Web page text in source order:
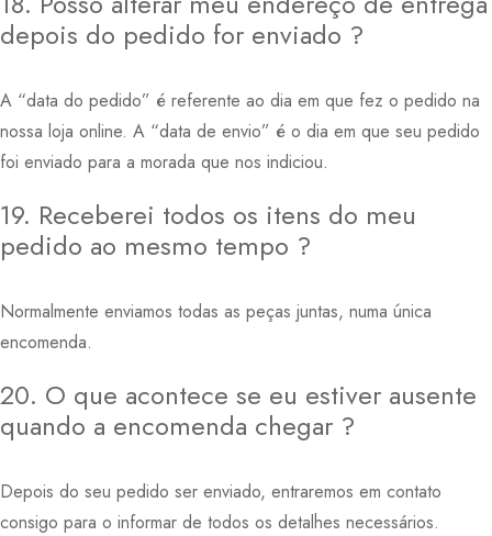
depois do pedido for enviado ?
A “data do pedido” é referente ao dia em que fez o pedido na
nossa loja online. A “data de envio” é o dia em que seu pedido
foi enviado para a morada que nos indiciou.
19. Receberei todos os itens do meu
pedido ao mesmo tempo ?
Normalmente enviamos todas as peças juntas, numa única
encomenda.
20. O que acontece se eu estiver ausente
quando a encomenda chegar ?
Depois do seu pedido ser enviado, entraremos em contato
consigo para o informar de todos os detalhes necessários.